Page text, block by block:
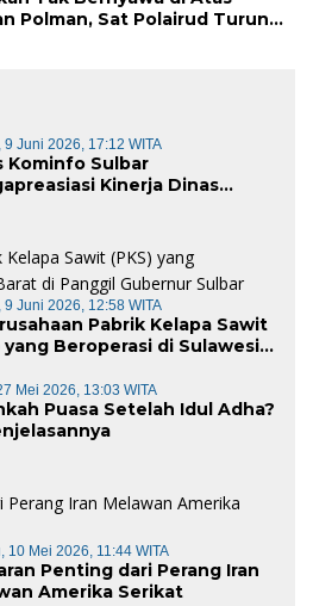
Polman, Sat Polairud Turun
9 Juni 2026, 17:12 WITA
Kominfo Sulbar
Kinerja Dinas
9 Juni 2026, 12:58 WITA
Pabrik Kelapa Sawit
yang Beroperasi di Sulawesi
Mei 2026, 13:03 WITA
Puasa Setelah Idul Adha?
10 Mei 2026, 11:44 WITA
Penting dari Perang Iran
Amerika Serikat